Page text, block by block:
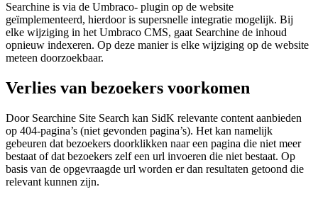
Searchine is via de Umbraco- plugin op de website
geïmplementeerd, hierdoor is supersnelle integratie mogelijk. Bij
elke wijziging in het Umbraco CMS, gaat Searchine de inhoud
opnieuw indexeren. Op deze manier is elke wijziging op de website
meteen doorzoekbaar.
Verlies van bezoekers voorkomen
Door Searchine Site Search kan SidK relevante content aanbieden
op 404-pagina’s (niet gevonden pagina’s). Het kan namelijk
gebeuren dat bezoekers doorklikken naar een pagina die niet meer
bestaat of dat bezoekers zelf een url invoeren die niet bestaat. Op
basis van de opgevraagde url worden er dan resultaten getoond die
relevant kunnen zijn.